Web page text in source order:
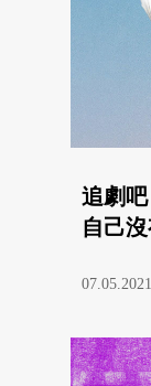
追劇
自己
07.05.2021